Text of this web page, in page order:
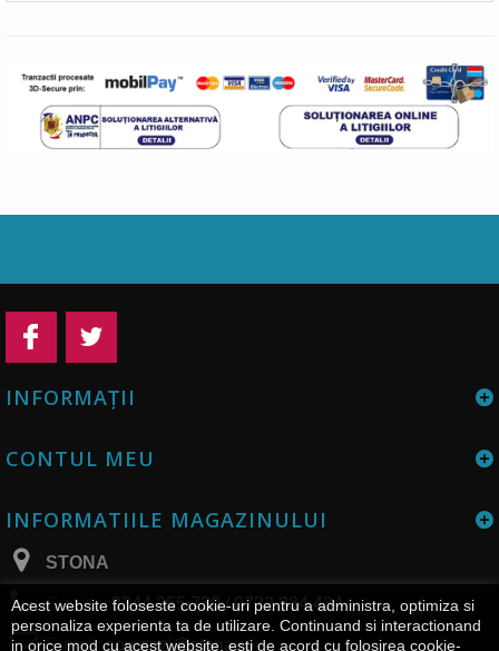
INFORMAŢII
CONTUL MEU
INFORMATIILE MAGAZINULUI
STONA
Contact 0344 255 730 / 0732 334 434
E-mail:comenzi@stona.ro
Acest website foloseste cookie-uri pentru a administra, optimiza si
personaliza experienta ta de utilizare. Continuand si interactionand
in orice mod cu acest website, esti de acord cu folosirea cookie-